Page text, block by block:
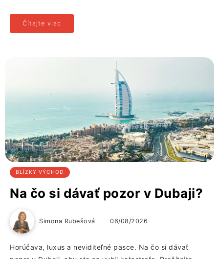
Čítajte viac
BLÍZKY VÝCHOD
Na čo si dávať pozor v Dubaji?
Simona Rubešová 06/08/2026
Horúčava, luxus a neviditeľné pasce. Na čo si dávať